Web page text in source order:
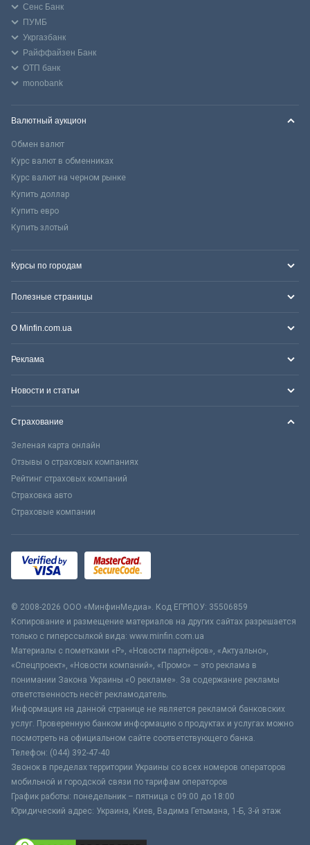
Сенс Банк
ПУМБ
Укргазбанк
Райффайзен Банк
ОТП банк
monobank
Валютный аукцион
Обмен валют
Курс валют в обменниках
Курс валют на черном рынке
Купить доллар
Купить евро
Купить злотый
Курсы по городам
Полезные страницы
О Minfin.com.ua
Реклама
Новости и статьи
Страхование
Зеленая карта онлайн
Отзывы о страховых компаниях
Рейтинг страховых компаний
Страховка авто
Страховые компании
© 2008-2026 ООО «МинфинМедиа». Код ЕГРПОУ: 35506859
Копирование и размещение материалов на других сайтах разрешается
только с гиперссылкой вида: www.minfin.com.ua
Материалы с пометками «Р», «Новости партнёров», «Актуально»,
«Спецпроект», «Новости компаний», «Промо» – это реклама в
понимании Закона Украины «О рекламе». За содержание рекламы
ответственность несёт рекламодатель.
Информация на данной странице не является рекламой банковских
услуг. Проверенную банком информацию о продуктах и услугах можно
посмотреть на официальном сайте соответствующего банка.
Телефон: (044) 392-47-40
Звонок в пределах территории Украины со всех номеров операторов
мобильной и городской связи по тарифам операторов
График работы: понедельник – пятница с 09:00 до 18:00
Юридический адрес: Украина, Киев, Вадима Гетьмана, 1-Б, 3-й этаж